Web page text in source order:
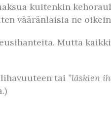
kuitenkin
vääränlaisia ne
Mutta
tai ”läskien